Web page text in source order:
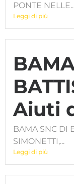
PONTE
Leggi di più
Aiuti
BAMA SNC DI
SIMONETTI,...
Leggi di più